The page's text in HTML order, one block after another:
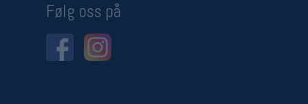
Følg oss på